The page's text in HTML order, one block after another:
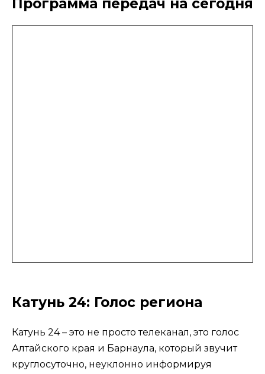
Программа передач на сегодня
Катунь 24: Голос региона
Катунь 24 – это не просто телеканал, это голос
Алтайского края и Барнаула, который звучит
круглосуточно, неуклонно информируя